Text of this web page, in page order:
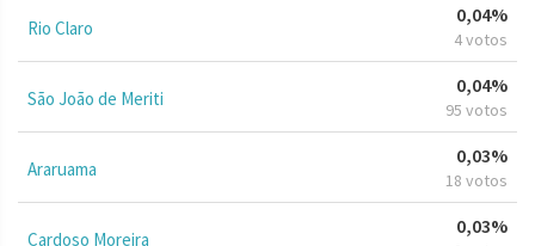
Rio Claro
0,04%
4 votos
São João de Meriti
0,04%
95 votos
Araruama
0,03%
18 votos
Cardoso Moreira
0,03%